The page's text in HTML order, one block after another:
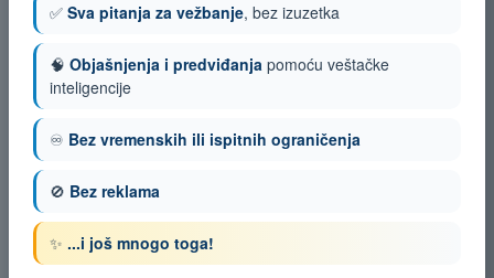
✅ Sva pitanja za vežbanje, bez izuzetka
🧠 Objašnjenja i predviđanja pomoću veštačke
inteligencije
♾️ Bez vremenskih ili ispitnih ograničenja
🚫 Bez reklama
✨ ...i još mnogo toga!